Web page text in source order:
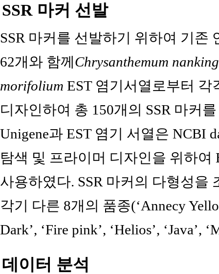
SSR 마커 선발
SSR 마커를 선발하기 위하여 기존
62개와 함께Chrysanthemum
morifolium EST 염기서열로부터 각
디자인하여 총 150개의 SSR 마커
Unigene과 EST 염기 서열은 NCBI
탐색 및 프라이머 디자인을 위하여
사용하였다. SSR 마커의 다형성을
각기 다른 8개의 품종(‘Annecy
Dark’, ‘Fire pink’, ‘Helios’,
데이터 분석